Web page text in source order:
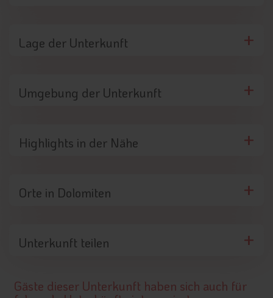
Lage der Unterkunft
Umgebung der Unterkunft
Highlights in der Nähe
Orte in Dolomiten
Unterkunft teilen
Gäste dieser Unterkunft haben sich auch für